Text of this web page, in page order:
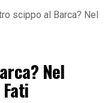
scippo al Barca? Nel
Nel